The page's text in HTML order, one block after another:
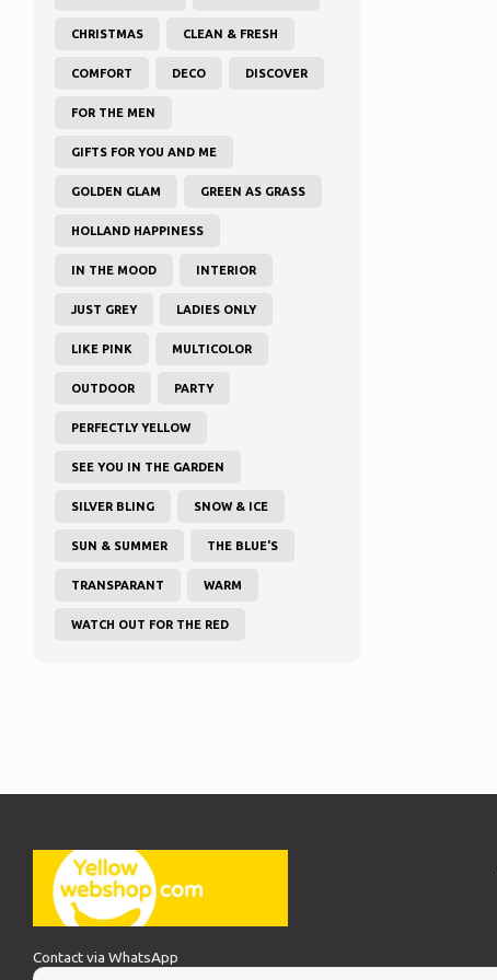
CHRISTMAS CLEAN & FRESH
COMFORT DECO DISCOVER
FOR THE MEN
GIFTS FOR YOU AND ME
GOLDEN GLAM GREEN AS GRASS
HOLLAND HAPPINESS
IN THE MOOD INTERIOR
JUST GREY LADIES ONLY
LIKE PINK MULTICOLOR
OUTDOOR PARTY
PERFECTLY YELLOW
SEE YOU IN THE GARDEN
SILVER BLING SNOW & ICE
SUN & SUMMER THE BLUE'S
TRANSPARANT WARM
WATCH OUT FOR THE RED
Contact via WhatsApp